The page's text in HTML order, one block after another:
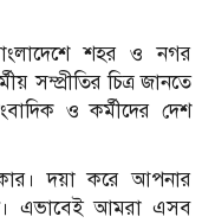
শহর ও নগর
সম্প্রীতির চিত্র জানতে
ও কর্মীদের দেশ
দয়া করে আপনার
এভাবেই আমরা এসব